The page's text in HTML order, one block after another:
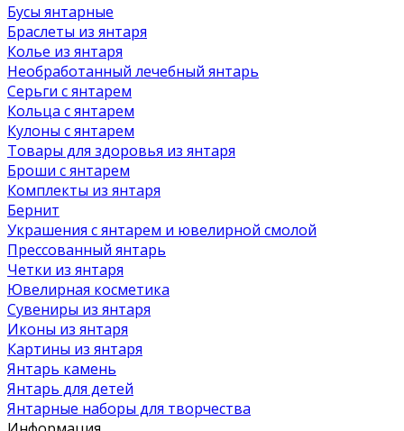
Бусы янтарные
Браслеты из янтаря
Колье из янтаря
Необработанный лечебный янтарь
Серьги с янтарем
Кольца с янтарем
Кулоны с янтарем
Товары для здоровья из янтаря
Броши с янтарем
Комплекты из янтаря
Бернит
Украшения с янтарем и ювелирной смолой
Прессованный янтарь
Четки из янтаря
Ювелирная косметика
Сувениры из янтаря
Иконы из янтаря
Картины из янтаря
Янтарь камень
Янтарь для детей
Янтарные наборы для творчества